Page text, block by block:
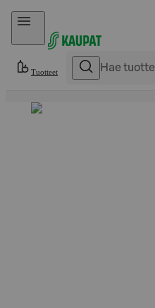
Hyppää sisältöön
Tuotteet